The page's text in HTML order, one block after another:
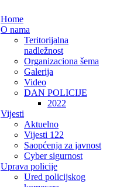
Home
O nama
Teritorijalna
nadležnost
Organizaciona šema
Galerija
Video
DAN POLICIJE
2022
Vijesti
Aktuelno
Vijesti 122
Saopćenja za javnost
Cyber sigurnost
Uprava policije
Ured policijskog